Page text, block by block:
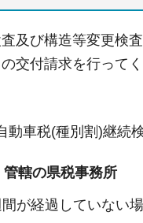
及び構造等変更検
交付請求を行ってく
車税(種別割)継続
轄の県税事務所
が経過していない